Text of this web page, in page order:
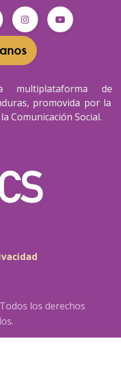
multiplataforma de
promovida por la
Comunicación Social.
los derechos